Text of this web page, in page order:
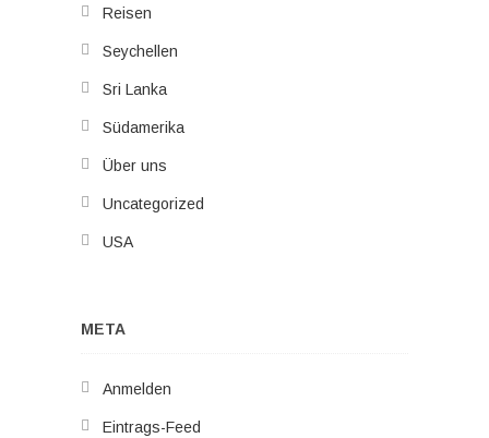
Reisen
Seychellen
Sri Lanka
Südamerika
Über uns
Uncategorized
USA
META
Anmelden
Eintrags-Feed